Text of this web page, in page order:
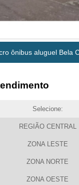
ônibus aluguel Bela
Selecione:
REGIÃO CENTRAL
ZONA LESTE
ZONA NORTE
ZONA OESTE